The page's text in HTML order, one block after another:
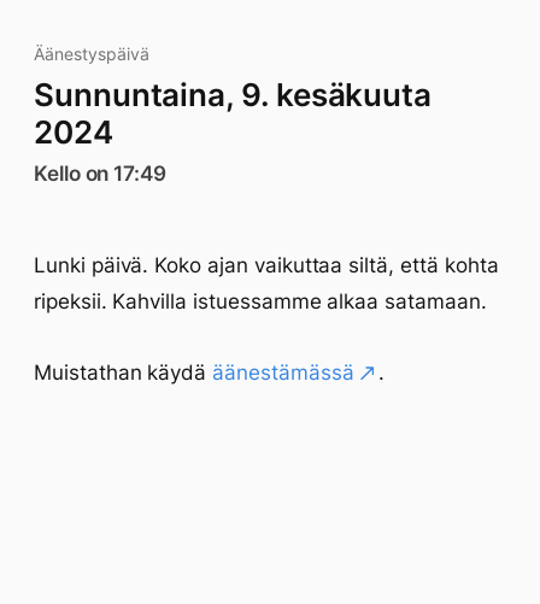
Äänestyspäivä
Sunnuntaina, 9. kesäkuuta
2024
Kello on 17:49
Lunki päivä. Koko ajan vaikuttaa siltä, että kohta
ripeksii. Kahvilla istuessamme alkaa satamaan.
Muistathan käydä äänestämässä .